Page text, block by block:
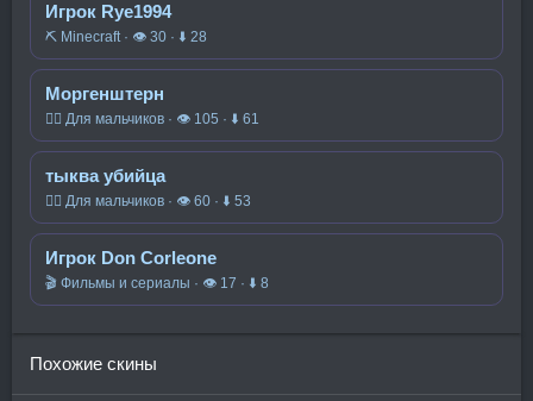
Игрок Rye1994
⛏️ Minecraft · 👁 30 · ⬇ 28
Моргенштерн
🧍‍♂️ Для мальчиков · 👁 105 · ⬇ 61
тыква убийца
🧍‍♂️ Для мальчиков · 👁 60 · ⬇ 53
Игрок Don Corleone
🎬 Фильмы и сериалы · 👁 17 · ⬇ 8
Похожие скины